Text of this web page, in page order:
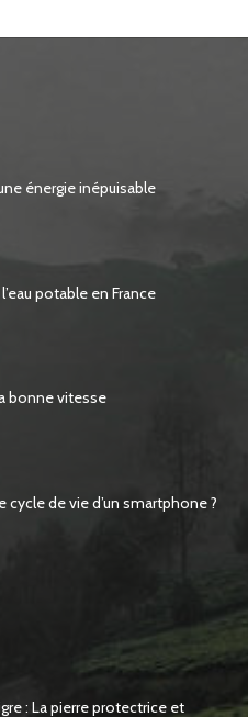
énergie inépuisable
potable en France
bonne vitesse
cycle de vie d’un smartphone ?
: La pierre protectrice et